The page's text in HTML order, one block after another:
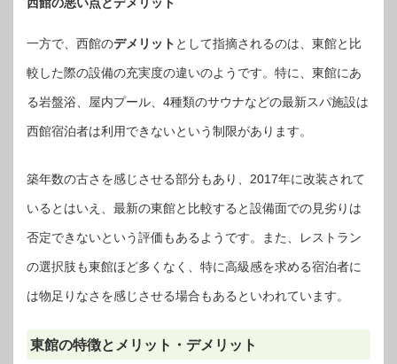
西館の悪い点とデメリット
一方で、西館のデメリット として指摘されるのは、東館と比
較した際の設備の充実度の違いのようです。特に、東館にあ
る岩盤浴、屋内プール、4種類のサウナなどの最新スパ施設は
西館宿泊者は利用できないという制限があります。
築年数の古さを感じさせる部分もあり、2017年に改装されて
いるとはいえ、最新の東館と比較すると設備面での見劣りは
否定できないという評価もあるようです。また、レストラン
の選択肢も東館ほど多くなく、特に高級感を求める宿泊者に
は物足りなさを感じさせる場合もあるといわれています。
東館の特徴とメリット・デメリット